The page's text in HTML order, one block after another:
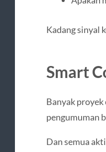
Kadang sinyal
Smart
Banyak
pengumuman
Dan semua